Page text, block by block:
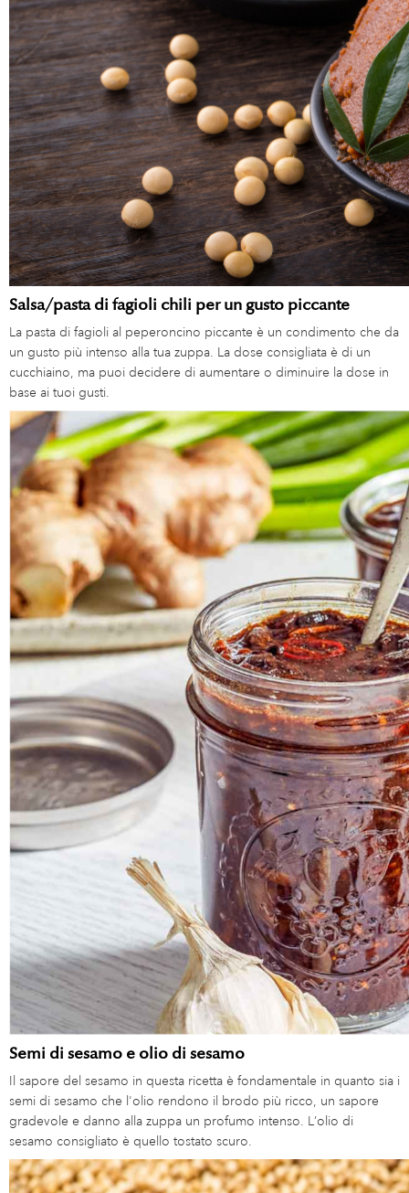
Salsa/pasta di fagioli chili per un gusto piccante
La pasta di fagioli al peperoncino piccante è un condimento che da
un gusto più intenso alla tua zuppa. La dose consigliata è di un
cucchiaino, ma puoi decidere di aumentare o diminuire la dose in
base ai tuoi gusti.
Semi di sesamo e olio di sesamo
Il sapore del sesamo in questa ricetta è fondamentale in quanto sia i
semi di sesamo che l'olio rendono il brodo più ricco, un sapore
gradevole e danno alla zuppa un profumo intenso. L’olio di
sesamo consigliato è quello tostato scuro.